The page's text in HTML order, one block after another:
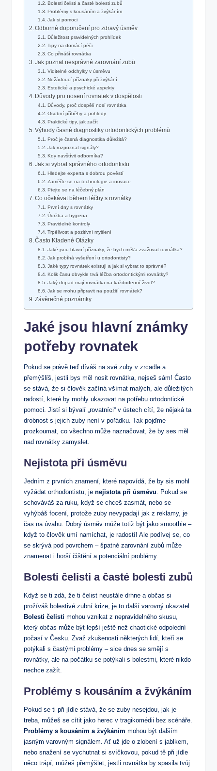
Bolesti čelisti a časté bolesti zubů
Problémy s kousáním a žvýkáním
Jak si pomoci
Odborné doporučení pro zdravý úsměv
Důležitost pravidelných prohlídek
Tipy na domácí péči
Co přináší rovnátka
Jak poznat nesprávné zarovnání zubů
Viditelné odchylky v úsměvu
Nežádoucí příznaky při žvýkání
Estetické a psychické aspekty
Důvody pro nosení rovnatek v dospělosti
Důvody, proč dospělí nosí rovnátka
Osobní příběhy a pohledy
Praktické tipy, jak začít
Výhody časné diagnostiky ortodontických problémů
Proč je časná diagnostika důležitá?
Jak rozpoznat signály?
Kdy navštívit odborníka?
Jak si vybrat správného ortodontistu
Hledejte experta s dobrou pověstí
Zaměřte se na technologie a inovace
Ptejte se na léčebný plán
Co očekávat během léčby s rovnátky
První dny s rovnátky
Údržba a hygiena
Pravidelné kontroly
Trpělivost a pozitivní myšlení
Často Kladené Otázky
Jaké jsou hlavní příznaky, že bych měl/a zvažovat rovnátka?
Jak probíhá vyšetření u ortodontisty?
Jaké typy rovnátek existují a jak si vybrat to správné?
Kolik času obvykle trvá léčba ortodontickými rovnátky?
Jaký dopad mají rovnátka na každodenní život?
Jak se mohu připravit na použití rovnátek?
Závěrečné poznámky
Jaké jsou hlavní známky
potřeby rovnatek
Pokud se právě teď díváš na své zuby v zrcadle a
přemýšlíš, jestli bys měl nosit rovnátka, nejseš sám! Často
se stává, že si člověk začíná všímat malých, ale důležitých
radostí, které by mohly ukazovat na potřebu ortodontické
pomoci. Jistí si bývalí „rovatníci“ v ústech cítí, že nějaká ta
drobnost s jejich zuby není v pořádku. Tak pojďme
prozkoumat, co všechno může naznačovat, že by ses měl
nad rovnátky zamyslet.
Nejistota při úsměvu
Jedním z prvních znamení, které napovídá, že by sis mohl
vyžádat orthodontistu, je nejistota při úsměvu. Pokud se
schováváš za ruku, když se chceš zasmát, nebo se
vyhýbáš focení, protože zuby nevypadají jak z reklamy, je
čas na úvahu. Dobrý úsměv může totiž být jako smoothie –
když to člověk umí namíchat, je radostí! Ale podívej se, co
se skrývá pod povrchem – špatné zarovnání zubů může
znamenat i horší čištění a potenciální problémy.
Bolesti čelisti a časté bolesti zubů
Když se ti zdá, že ti čelist neustále drhne a občas si
prožíváš bolestivé zubní krize, je to další varovný ukazatel.
Bolesti čelisti mohou vznikat z nepravidelného skusu,
který občas může být lepší ještě než chaotické odpolední
počasí v Česku. Zvaž zkušenosti některých lidí, kteří se
potýkali s častými problémy – sice dnes se smějí s
rovnátky, ale na počátku se potýkali s bolestmi, které nikdo
nechce zažít.
Problémy s kousáním a žvýkáním
Pokud se ti při jídle stává, že se zuby nesejdou, jak je
treba, můžeš se cítit jako herec v tragikomédii bez scénáře.
Problémy s kousáním a žvýkáním mohou být dalším
jasným varovným signálem. Ať už jde o zlobení s jablkem,
nebo snažení se vychutnat si svíčkovou, pokud tě při jídle
něco trápí, můžeš přemýšlet, jestli rovnátka by spasila tvůj